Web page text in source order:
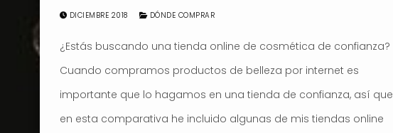
DICIEMBRE 2018 DÓNDE COMPRAR
¿Estás buscando una tienda online de cosmética de confianza?
Cuando compramos productos de belleza por internet es
importante que lo hagamos en una tienda de confianza, así que
en esta comparativa he incluido algunas de mis tiendas online